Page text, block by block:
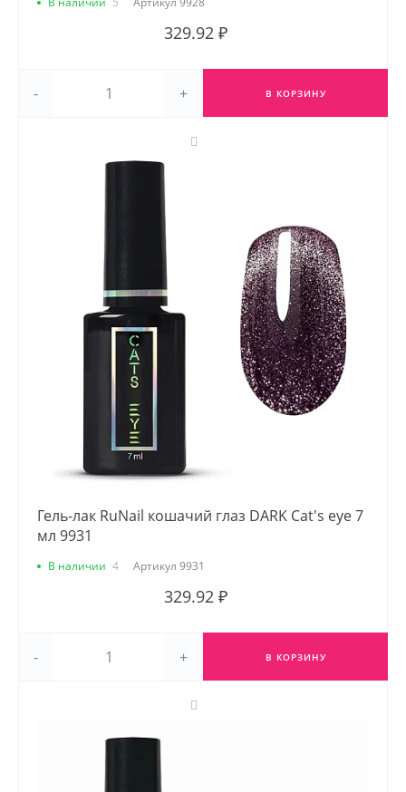
329.92 ₽
- + В КОРЗИНУ
Гель-лак RuNail кошачий глаз DARK Cat's eye 7
мл 9931
В наличии 4 Артикул 9931
329.92 ₽
- + В КОРЗИНУ